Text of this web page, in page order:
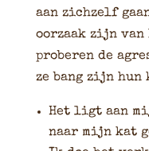
aan zichzelf
oorzaak zijn van
proberen de
ze bang zijn hun
Het ligt aan
naar mijn kat